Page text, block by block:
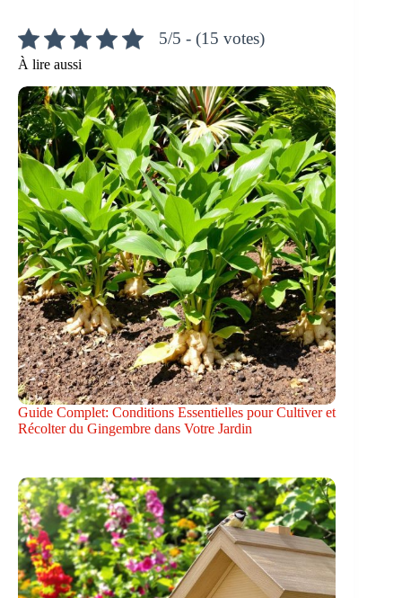
5/5 - (15 votes)
À lire aussi
Guide Complet: Conditions Essentielles pour Cultiver et
Récolter du Gingembre dans Votre Jardin